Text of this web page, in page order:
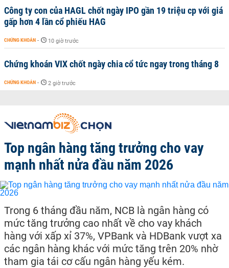
Công ty con của HAGL chốt ngày IPO gần 19 triệu cp với giá
gấp hơn 4 lần cổ phiếu HAG
CHỨNG KHOÁN - 10 giờ trước
Chứng khoán VIX chốt ngày chia cổ tức ngay trong tháng 8
CHỨNG KHOÁN - 2 giờ trước
Top ngân hàng tăng trưởng cho vay
mạnh nhất nửa đầu năm 2026
Trong 6 tháng đầu năm, NCB là ngân hàng có
mức tăng trưởng cao nhất về cho vay khách
hàng với xấp xỉ 37%, VPBank và HDBank vượt xa
các ngân hàng khác với mức tăng trên 20% nhờ
tham gia tái cơ cấu ngân hàng yếu kém.